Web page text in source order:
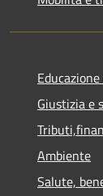
Giustizia e
Ambiente
Salute,